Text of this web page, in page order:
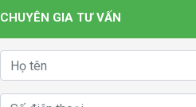
CHUYÊN GIA TƯ VẤN